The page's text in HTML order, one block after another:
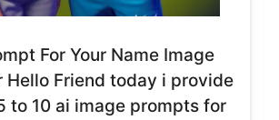
For Your Name Image
Friend today i provide
to 10 ai image prompts for